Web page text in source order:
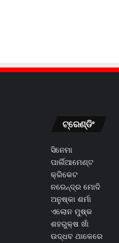
ଟ୍ରେଣ୍ଡିଂ
ସିନେମା
ପାର୍ଲିଆମେଣ୍ଟ
କ୍ରିକେଟ
ନରେନ୍ଦ୍ର ମୋଦି
ଅନୁଷ୍କା ଶର୍ମା
ଏଲୋନ ମୁଷ୍କ
ଶହରୁକ୍ଷ ଖାଁ
ଉଦ୍ଧବ ଥାକେରେ